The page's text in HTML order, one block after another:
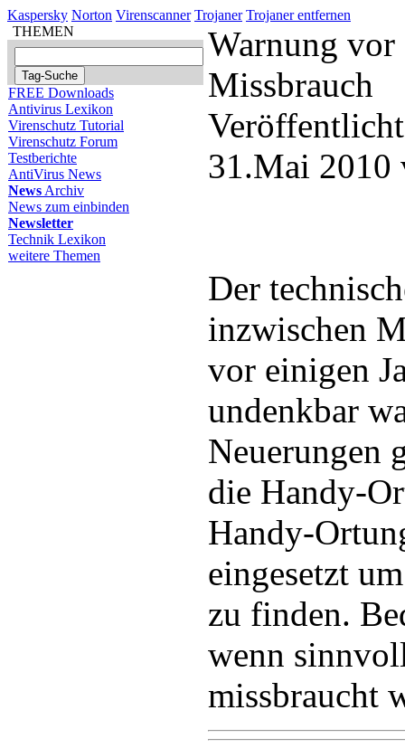
Kaspersky Norton Virenscanner Trojaner Trojaner entfernen
THEMEN
FREE Downloads
Antivirus Lexikon
Virenschutz Tutorial
Virenschutz Forum
Testberichte
AntiVirus News
News Archiv
News zum einbinden
Newsletter
Technik Lexikon
weitere Themen
Warnung
Missbrauch
31.Mai 2010
Der
inzwischen
vor einigen
undenkbar
Neuerungen
die Handy-
Handy-
eingesetzt
zu finden.
wenn
missbraucht